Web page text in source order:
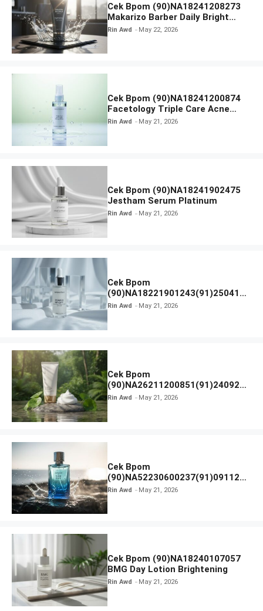
Cek Bpom (90)NA18241208273
Makarizo Barber Daily Bright
Radiance Face Wash
Rin Awd May 22, 2026
Cek Bpom (90)NA18241200874
Facetology Triple Care Acne
Calm Micellar Water
Rin Awd May 21, 2026
Cek Bpom (90)NA18241902475
Jestham Serum Platinum
Rin Awd May 21, 2026
Cek Bpom
(90)NA18221901243(91)250418
Hanasui Power Bright Serum
Rin Awd May 21, 2026
Cek Bpom
(90)NA26211200851(91)240924
SKIN1004 Madagascar Centella
Rin Awd May 21, 2026
Cek Bpom
(90)NA52230600237(91)091126
Afnan 9 AM Dive Eau De Parfum
Rin Awd May 21, 2026
Cek Bpom (90)NA18240107057
BMG Day Lotion Brightening
Rin Awd May 21, 2026